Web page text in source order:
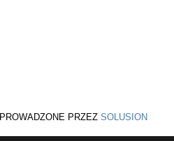
PROWADZONE PRZEZ SOLUSION